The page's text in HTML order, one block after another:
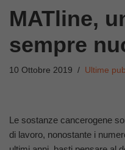
MATline,
sempre
10 Ottobre 2019 Ultime
Le sostanze cancerogene
di lavoro, nonostante i